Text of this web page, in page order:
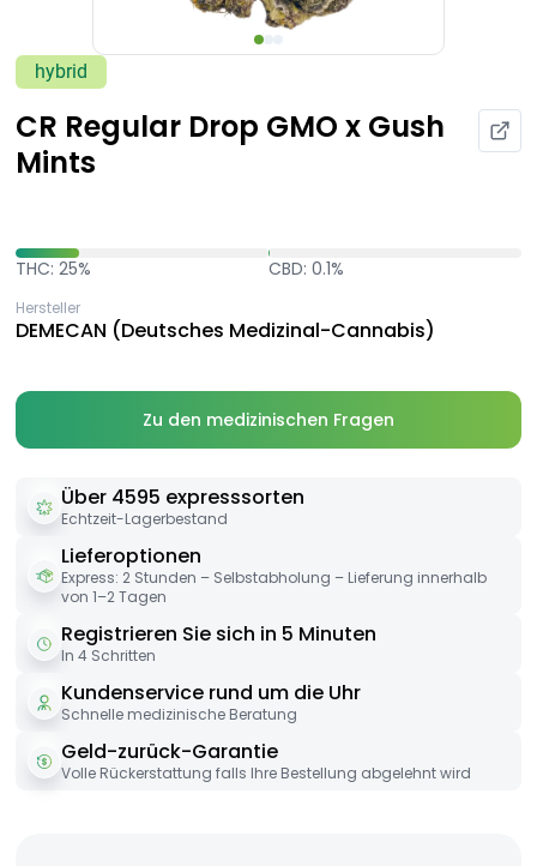
hybrid
CR Regular Drop GMO x Gush
Mints
THC: 25% CBD: 0.1%
Hersteller
DEMECAN (Deutsches Medizinal-Cannabis)
Zu den medizinischen Fragen
Über 4595 expresssorten
Echtzeit-Lagerbestand
Lieferoptionen
Express: 2 Stunden – Selbstabholung – Lieferung innerhalb
von 1–2 Tagen
Registrieren Sie sich in 5 Minuten
In 4 Schritten
Kundenservice rund um die Uhr
Schnelle medizinische Beratung
Geld-zurück-Garantie
Volle Rückerstattung falls Ihre Bestellung abgelehnt wird